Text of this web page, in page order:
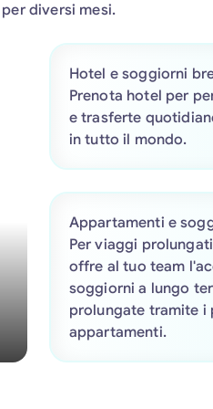
diversi mesi.
Hotel e soggiorni
Prenota hotel per
e trasferte
in tutto il mondo.
Appartamenti e
Per viaggi
offre al tuo team
soggiorni a lungo
prolungate tramite
appartamenti.